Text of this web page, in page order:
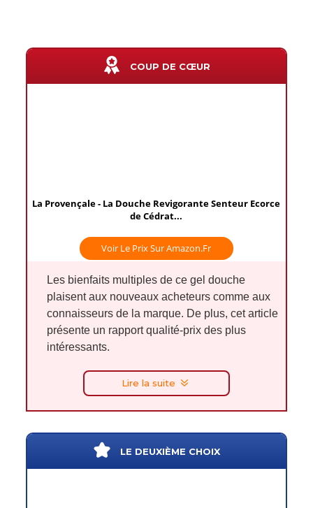
COUP DE CŒUR
La Provençale - La Douche Revigorante Senteur Ecorce
de Cédrat...
Voir Le Prix Sur Amazon.fr
Les bienfaits multiples de ce gel douche
plaisent aux nouveaux acheteurs comme aux
connaisseurs de la marque. De plus, cet article
présente un rapport qualité-prix des plus
intéressants.
Lire la suite
LE DEUXIÈME CHOIX